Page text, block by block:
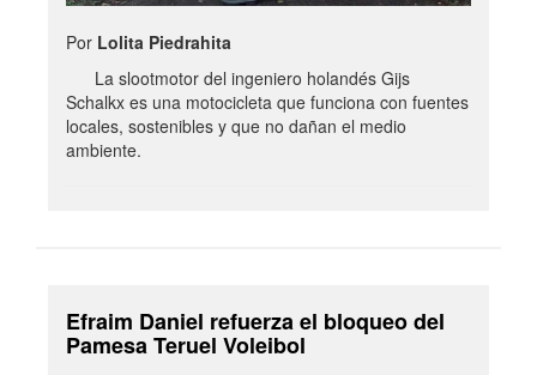
Por Lolita Piedrahita
La slootmotor del ingeniero holandés Gijs
Schalkx es una motocicleta que funciona con fuentes
locales, sostenibles y que no dañan el medio
ambiente.
Efraim Daniel refuerza el bloqueo del
Pamesa Teruel Voleibol